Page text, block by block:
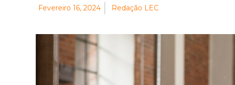
Fevereiro 16, 2024 Redação LEC